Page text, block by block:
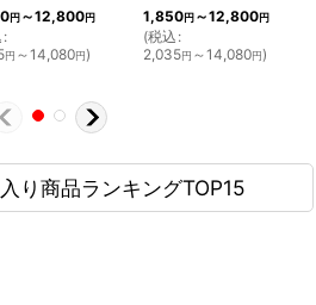
円～12,800円
:
円 ～14,080円)
1,850円～12,800円
(税込 :
2,035円 ～14,080円)
り商品ランキングTOP15